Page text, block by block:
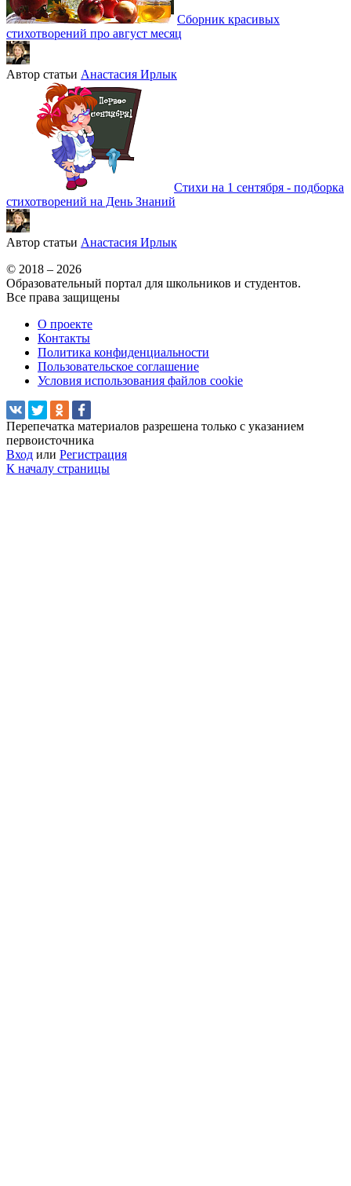
Сборник красивых
стихотворений про август месяц
Автор статьи Анастасия Ирлык
Стихи на 1 сентября - подборка
стихотворений на День Знаний
Автор статьи Анастасия Ирлык
© 2018 – 2026
Образовательный портал для школьников и студентов.
Все права защищены
О проекте
Контакты
Политика конфиденциальности
Пользовательское соглашение
Условия использования файлов cookie
Перепечатка материалов разрешена только с указанием
первоисточника
Вход или Регистрация
К началу страницы